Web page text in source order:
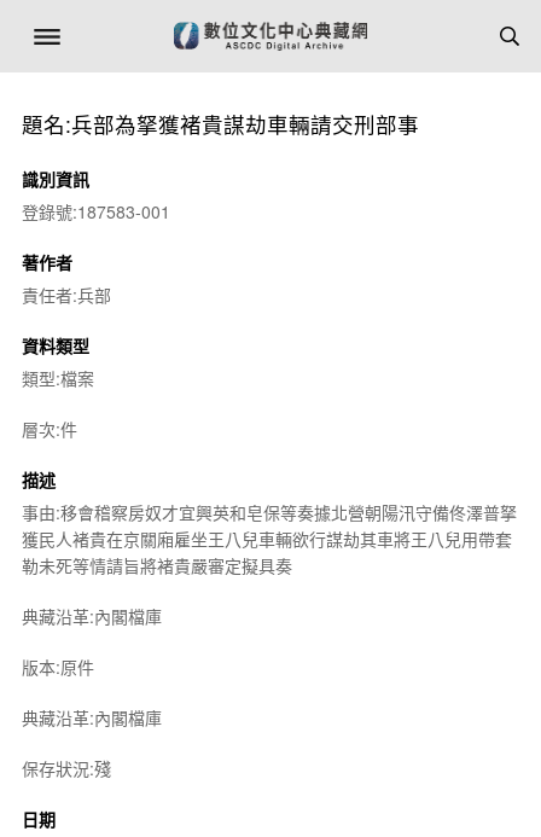
題名:兵部為拏獲褚貴謀劫車輛請交刑部事
識別資訊
登錄號:187583-001
著作者
責任者:兵部
資料類型
類型:檔案
層次:件
描述
事由:移會稽察房奴才宜興英和皂保等奏據北營朝陽汛守備佟澤普拏
獲民人褚貴在京關廂雇坐王八兒車輛欲行謀劫其車將王八兒用帶套
勒未死等情請旨將褚貴嚴審定擬具奏
典藏沿革:內閣檔庫
版本:原件
典藏沿革:內閣檔庫
保存狀況:殘
日期